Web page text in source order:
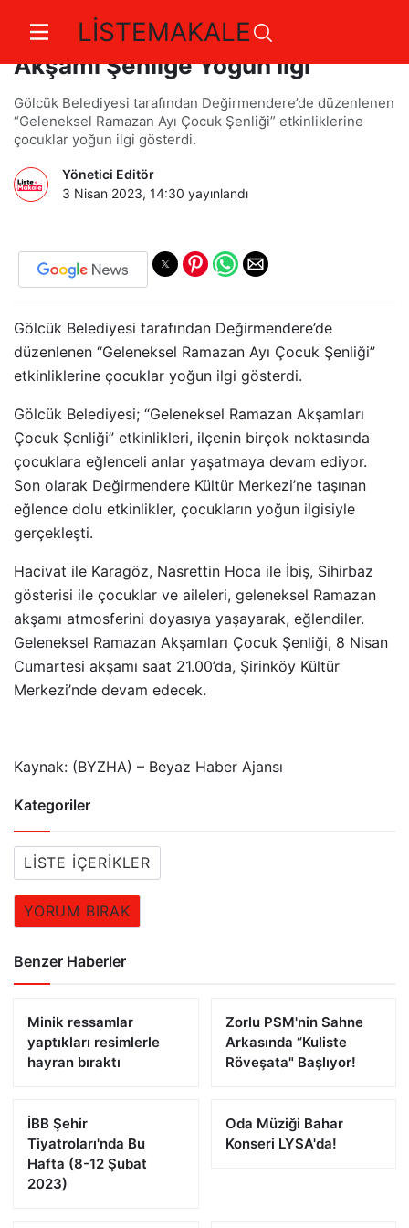
LİSTEMAKALE
Değirmendere'de Ramazan
Akşamı Şenliğe Yoğun İlgi
Gölcük Belediyesi tarafından Değirmendere’de düzenlenen
“Geleneksel Ramazan Ayı Çocuk Şenliği” etkinliklerine
çocuklar yoğun ilgi gösterdi.
Yönetici Editör
3 Nisan 2023, 14:30 yayınlandı
Gölcük Belediyesi tarafından Değirmendere’de
düzenlenen “Geleneksel Ramazan Ayı Çocuk Şenliği”
etkinliklerine çocuklar yoğun ilgi gösterdi.
Gölcük Belediyesi; “Geleneksel Ramazan Akşamları
Çocuk Şenliği” etkinlikleri, ilçenin birçok noktasında
çocuklara eğlenceli anlar yaşatmaya devam ediyor.
Son olarak Değirmendere Kültür Merkezi’ne taşınan
eğlence dolu etkinlikler, çocukların yoğun ilgisiyle
gerçekleşti.
Hacivat ile Karagöz, Nasrettin Hoca ile İbiş, Sihirbaz
gösterisi ile çocuklar ve aileleri, geleneksel Ramazan
akşamı atmosferini doyasıya yaşayarak, eğlendiler.
Geleneksel Ramazan Akşamları Çocuk Şenliği, 8 Nisan
Cumartesi akşamı saat 21.00’da, Şirinköy Kültür
Merkezi’nde devam edecek.
Kaynak: (BYZHA) – Beyaz Haber Ajansı
Kategoriler
LISTE İÇERIKLER
YORUM BIRAK
Benzer Haberler
Minik ressamlar
yaptıkları resimlerle
hayran bıraktı
Zorlu PSM'nin Sahne
Arkasında “Kuliste
Röveşata" Başlıyor!
İBB Şehir
Tiyatroları'nda Bu
Hafta (8-12 Şubat
2023)
Oda Müziği Bahar
Konseri LYSA'da!